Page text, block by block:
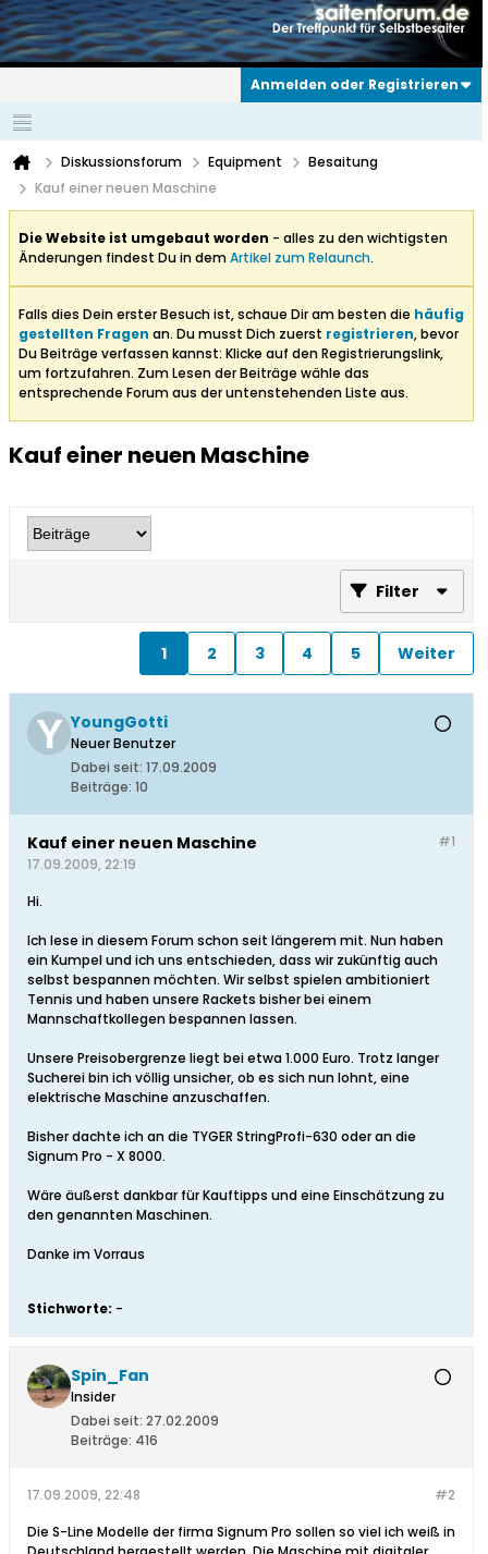
Anmelden oder Registrieren
Diskussionsforum Equipment
Besaitung
Kauf einer neuen Maschine
Die Website ist umgebaut worden - alles zu den wichtigsten
Änderungen findest Du in demArtikel zum Relaunch.
Falls dies Dein erster Besuch ist, schaue Dir am besten die häufig
gestellten Fragen an. Du musst Dich zuerst registrieren, bevor
Du Beiträge verfassen kannst: Klicke auf den Registrierungslink,
um fortzufahren. Zum Lesen der Beiträge wähle das
entsprechende Forum aus der untenstehenden Liste aus.
Kauf einer neuen Maschine
Filter
1 2 3 4 5 Weiter
YoungGotti
Neuer Benutzer
Dabei seit: 17.09.2009
Beiträge: 10
#1
Kauf einer neuen Maschine
17.09.2009, 22:19
Hi.
Ich lese in diesem Forum schon seit längerem mit. Nun haben
ein Kumpel und ich uns entschieden, dass wir zukünftig auch
selbst bespannen möchten. Wir selbst spielen ambitioniert
Tennis und haben unsere Rackets bisher bei einem
Mannschaftkollegen bespannen lassen.
Unsere Preisobergrenze liegt bei etwa 1.000 Euro. Trotz langer
Sucherei bin ich völlig unsicher, ob es sich nun lohnt, eine
elektrische Maschine anzuschaffen.
Bisher dachte ich an die TYGER StringProfi-630 oder an die
Signum Pro - X 8000.
Wäre äußerst dankbar für Kauftipps und eine Einschätzung zu
den genannten Maschinen.
Danke im Vorraus
Stichworte: -
Spin_Fan
Insider
Dabei seit: 27.02.2009
Beiträge: 416
#2
17.09.2009, 22:48
Die S-Line Modelle der firma Signum Pro sollen so viel ich weiß in